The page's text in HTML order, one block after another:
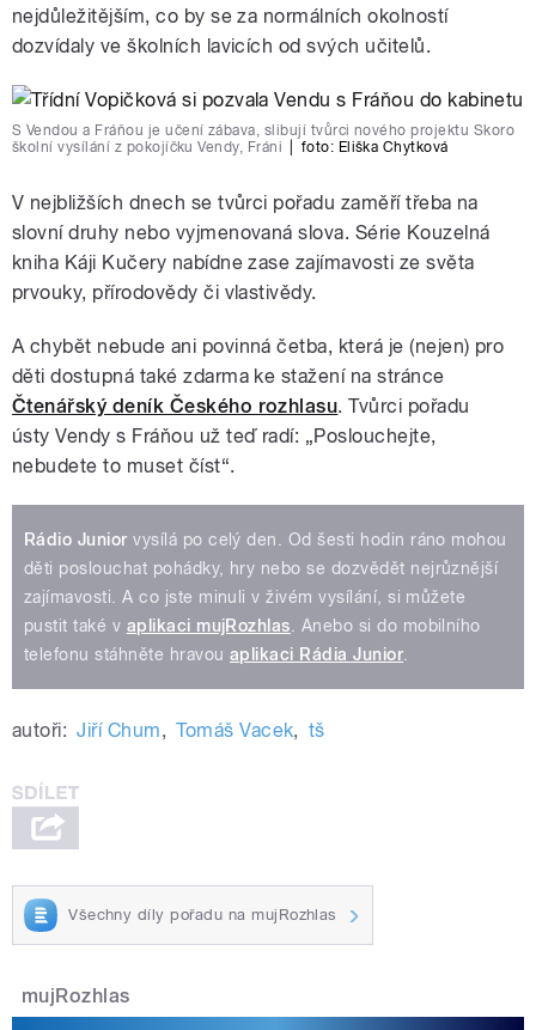
nejdůležitějším, co by se za normálních okolností
dozvídaly ve školních lavicích od svých učitelů.
S Vendou a Fráňou je učení zábava, slibují tvůrci nového projektu Skoro
školní vysílání z pokojíčku Vendy, Fráni
foto: Eliška Chytková
V nejbližších dnech se tvůrci pořadu zaměří třeba na
slovní druhy nebo vyjmenovaná slova. Série Kouzelná
kniha Káji Kučery nabídne zase zajímavosti ze světa
prvouky, přírodovědy či vlastivědy.
A chybět nebude ani povinná četba, která je (nejen) pro
děti dostupná také zdarma ke stažení na stránce
Čtenářský deník Českého rozhlasu. Tvůrci pořadu
ústyVendy s Fráňou už teď radí: „Poslouchejte,
nebudete to muset číst“.
Rádio Junior vysílá po celý den. Od šesti hodin ráno mohou
děti poslouchat pohádky, hry nebo se dozvědět nejrůznější
zajímavosti. A co jste minuli v živém vysílání, si můžete
pustit také v aplikaci mujRozhlas. Anebo si do mobilního
telefonu stáhněte hravou aplikaci Rádia Junior.
autoři: Jiří Chum, Tomáš Vacek, tš
Všechny díly pořadu na mujRozhlas
mujRozhlas